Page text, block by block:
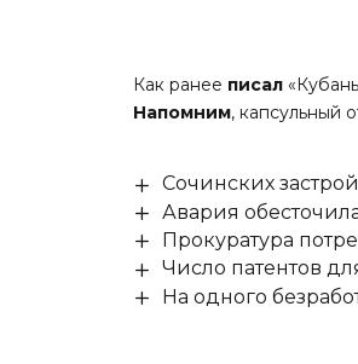
Как ранее писал
Напомним, капсульный
Сочинских
Авария
Прокуратура
Число патентов
На одного